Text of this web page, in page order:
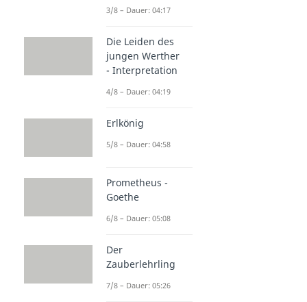
3/8 – Dauer: 04:17
Die Leiden des
jungen Werther
- Interpretation
4/8 – Dauer: 04:19
Erlkönig
5/8 – Dauer: 04:58
Prometheus -
Goethe
6/8 – Dauer: 05:08
Der
Zauberlehrling
7/8 – Dauer: 05:26